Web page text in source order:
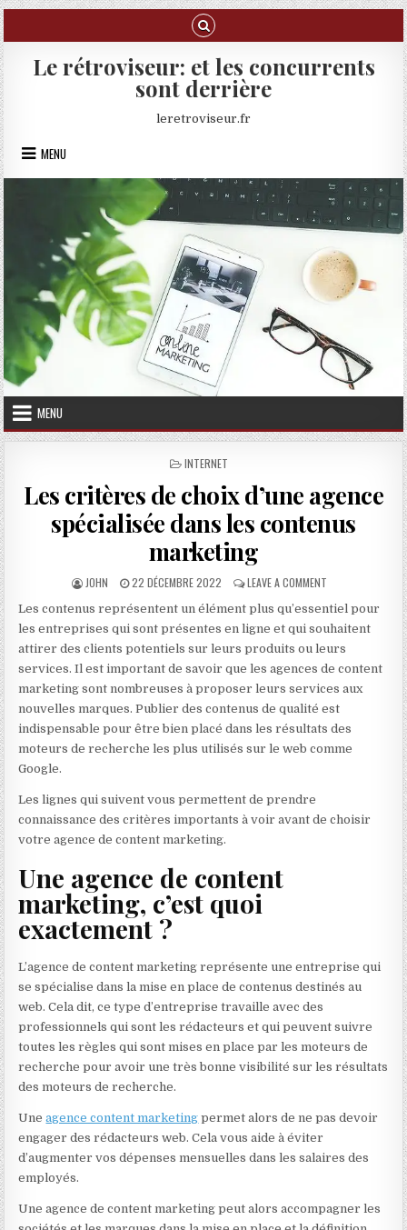
Skip to content
Le rétroviseur: et les concurrents
sont derrière
leretroviseur.fr
MENU
MENU
POSTED IN
INTERNET
Les critères de choix d’une agence
spécialisée dans les contenus
marketing
AUTHOR:
JOHN PUBLISHED DATE:
22 DÉCEMBRE 2022 LEAVE A COMMENTON LES CRITÈRES
Les contenus représentent un élément plus qu’essentiel pour
les entreprises qui sont présentes en ligne et qui souhaitent
attirer des clients potentiels sur leurs produits ou leurs
services. Il est important de savoir que les agences de content
marketing sont nombreuses à proposer leurs services aux
nouvelles marques. Publier des contenus de qualité est
indispensable pour être bien placé dans les résultats des
moteurs de recherche les plus utilisés sur le web comme
Google.
Les lignes qui suivent vous permettent de prendre
connaissance des critères importants à voir avant de choisir
votre agence de content marketing.
Une agence de content
marketing, c’est quoi
exactement ?
L’agence de content marketing représente une entreprise qui
se spécialise dans la mise en place de contenus destinés au
web. Cela dit, ce type d’entreprise travaille avec des
professionnels qui sont les rédacteurs et qui peuvent suivre
toutes les règles qui sont mises en place par les moteurs de
recherche pour avoir une très bonne visibilité sur les résultats
des moteurs de recherche.
Uneagence content marketing permet alors de ne pas devoir
engager des rédacteurs web. Cela vous aide à éviter
d’augmenter vos dépenses mensuelles dans les salaires des
employés.
Une agence de content marketing peut alors accompagner les